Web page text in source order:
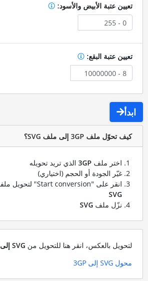
تعيين عتبة الأبيض والأسود:
تعيين عتبة البقع:
ابدأ
كيف تحوّل ملف 3GP إلى ملف SVG؟
اختر ملف 3GPالذي تريد تحويله
غيّر الجودة أو الحجم (اختياري)
انقر على "Start conversion" لتحويل ملفك من
SVG
نزّل ملف SVG
لتحويل بالعكس، انقر هنا للتحويل من SVG إلى 3GP
محول SVG إلى 3GP